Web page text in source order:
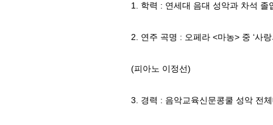
1. 학력 : 연세대 음대 성악과 차석 졸
2. 연주 곡명 : 오페라 <마농> 중 ‘사
(피아노 이정선)
3. 경력 : 음악교육신문콩쿨 성악 전